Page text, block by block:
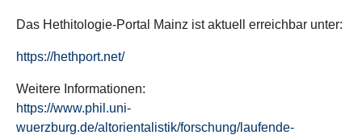
Das Hethitologie-Portal Mainz ist aktuell erreichbar unter:
https://hethport.net/
Weitere Informationen:
https://www.phil.uni-
wuerzburg.de/altorientalistik/forschung/laufende-